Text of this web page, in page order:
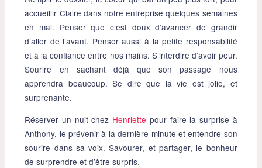
accueillir Claire dans notre entreprise quelques semaines
en mai. Penser que c’est doux d’avancer de grandir
d’aller de l’avant. Penser aussi à la petite responsabilité
et à la confiance entre nos mains. S’interdire d’avoir peur.
Sourire en sachant déjà que son passage nous
apprendra beaucoup. Se dire que la vie est jolie, et
surprenante.
Réserver un nuit chez Henriette pour faire la surprise à
Anthony, le prévenir à la dernière minute et entendre son
sourire dans sa voix. Savourer, et partager, le bonheur
de surprendre et d’être surpris.